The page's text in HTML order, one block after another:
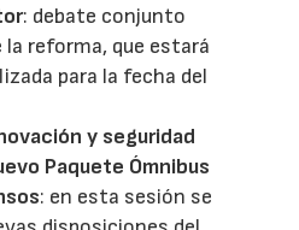
: debate conjunto
reforma, que estará
para la fecha del
y seguridad
Paquete Ómnibus
: en esta sesión se